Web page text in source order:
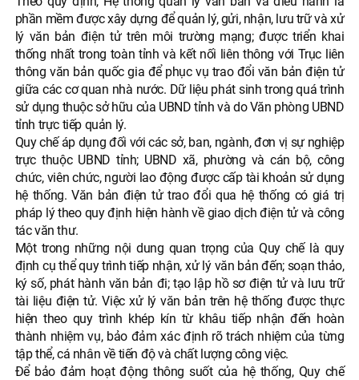
phần mềm được xây dựng để quản lý, gửi, nhận, lưu trữ và xử
lý văn bản điện tử trên môi trường mạng; được triển khai
thống nhất trong toàn tỉnh và kết nối liên thông với Trục liên
thông văn bản quốc gia để phục vụ trao đổi văn bản điện tử
giữa các cơ quan nhà nước. Dữ liệu phát sinh trong quá trình
sử dụng thuộc sở hữu của UBND tỉnh và do Văn phòng UBND
tỉnh trực tiếp quản lý.
Quy chế áp dụng đối với các sở, ban, ngành, đơn vị sự nghiệp
trực thuộc UBND tỉnh; UBND xã, phường và cán bộ, công
chức, viên chức, người lao động được cấp tài khoản sử dụng
hệ thống. Văn bản điện tử trao đổi qua hệ thống có giá trị
pháp lý theo quy định hiện hành về giao dịch điện tử và công
tác văn thư.
Một trong những nội dung quan trọng của Quy chế là quy
định cụ thể quy trình tiếp nhận, xử lý văn bản đến; soạn thảo,
ký số, phát hành văn bản đi; tạo lập hồ sơ điện tử và lưu trữ
tài liệu điện tử. Việc xử lý văn bản trên hệ thống được thực
hiện theo quy trình khép kín từ khâu tiếp nhận đến hoàn
thành nhiệm vụ, bảo đảm xác định rõ trách nhiệm của từng
tập thể, cá nhân về tiến độ và chất lượng công việc.
Để bảo đảm hoạt động thông suốt của hệ thống, Quy chế